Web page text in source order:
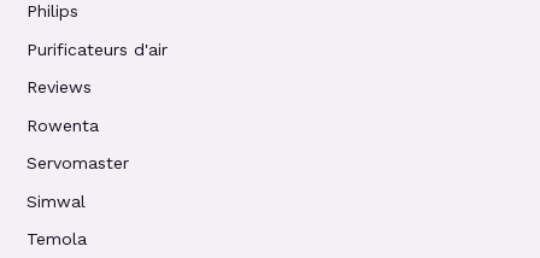
Philips
Purificateurs d'air
Reviews
Rowenta
Servomaster
Simwal
Temola